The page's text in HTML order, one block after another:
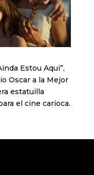
Estou Aqui”,
Oscar a la Mejor
estatuilla
el cine carioca.